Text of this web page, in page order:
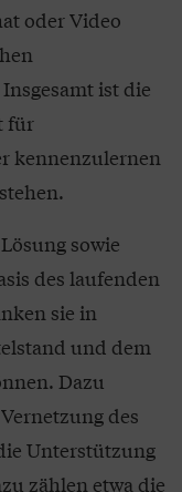
oder Video
ist die
für
kennenzulernen
sowie
des laufenden
sie in
und dem
Dazu
des
Unterstützung
zählen etwa die